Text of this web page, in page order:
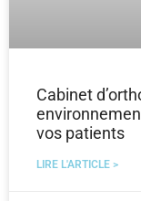
Cabinet
vos patients
LIRE L'ARTICLE >